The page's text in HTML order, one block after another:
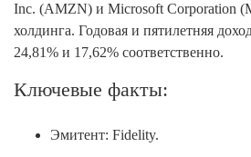
Inc. (AMZN) и Microsoft Corporation
холдинга. Годовая и пятилетняя
24,81% и 17,62% соответственно.
Ключевые факты:
Эмитент: Fidelity.